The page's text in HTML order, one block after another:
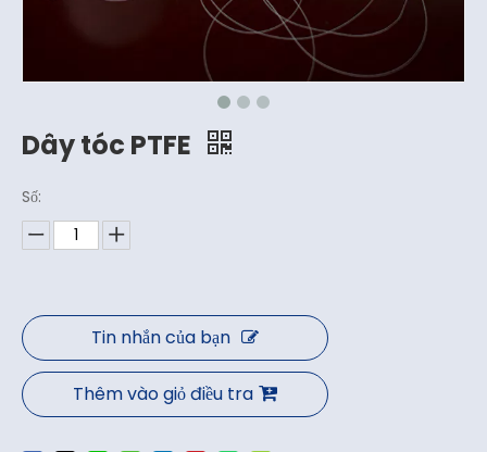
Dây tóc PTFE
Số:
Tin nhắn của bạn
Thêm vào giỏ điều tra